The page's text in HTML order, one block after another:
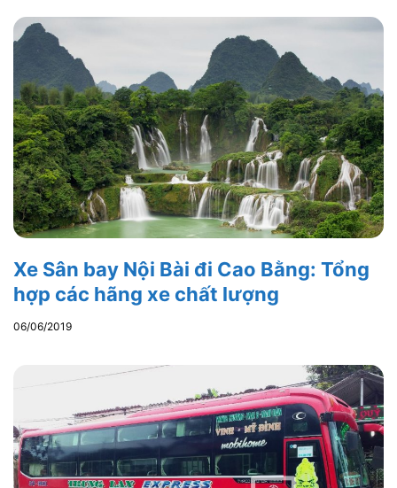
Xe Sân bay Nội Bài đi Cao Bằng: Tổng
hợp các hãng xe chất lượng
06/06/2019